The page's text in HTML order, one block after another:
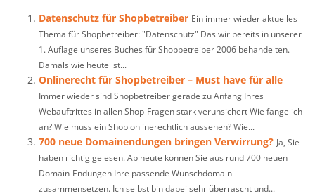
Datenschutz für Shopbetreiber Ein immer wieder aktuelles
Thema für Shopbetreiber: "Datenschutz" Das wir bereits in unserer
1. Auflage unseres Buches für Shopbetreiber 2006 behandelten.
Damals wie heute ist...
Onlinerecht für Shopbetreiber – Must have für alle
Immer wieder sind Shopbetreiber gerade zu Anfang Ihres
Webauftrittes in allen Shop-Fragen stark verunsichert Wie fange ich
an? Wie muss ein Shop onlinerechtlich aussehen? Wie...
700 neue Domainendungen bringen Verwirrung? Ja, Sie
haben richtig gelesen. Ab heute können Sie aus rund 700 neuen
Domain-Endungen Ihre passende Wunschdomain
zusammensetzen. Ich selbst bin dabei sehr überrascht und...